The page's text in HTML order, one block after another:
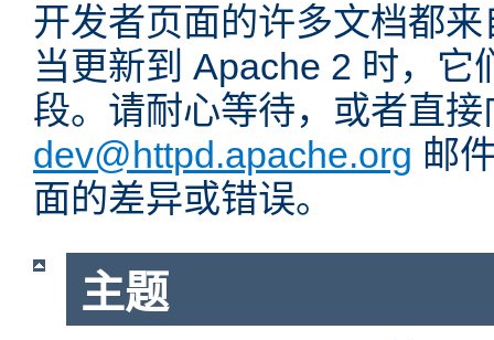
开发者页面的许多文档都
当更新到 Apache 2 时，它
段。请耐心等待，或者直接
dev@httpd.apache.org 邮
面的差异或错误。
主题